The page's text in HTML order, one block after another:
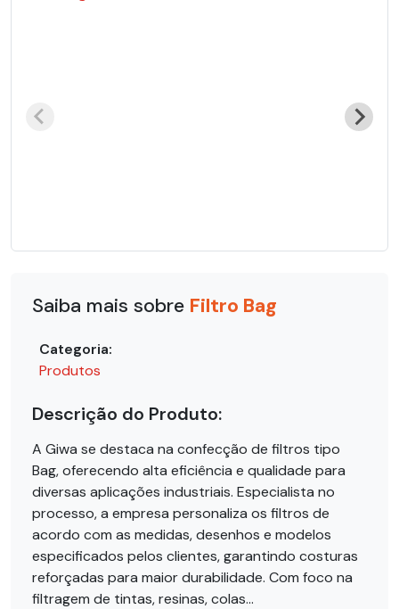
Saiba mais sobre Filtro Bag
Categoria:
Produtos
Descrição do Produto:
A Giwa se destaca na confecção de filtros tipo
Bag, oferecendo alta eficiência e qualidade para
diversas aplicações industriais. Especialista no
processo, a empresa personaliza os filtros de
acordo com as medidas, desenhos e modelos
especificados pelos clientes, garantindo costuras
reforçadas para maior durabilidade. Com foco na
filtragem de tintas, resinas, colas...